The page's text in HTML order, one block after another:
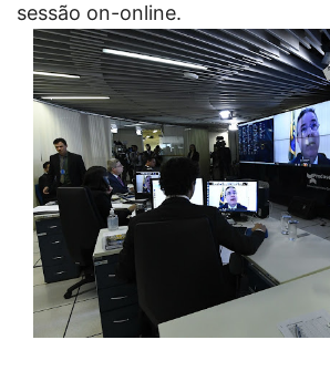
sessão on-online.